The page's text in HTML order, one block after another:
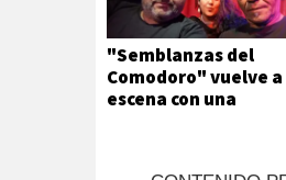
"Semblanzas del
Comodoro" vuelve a
escena con una